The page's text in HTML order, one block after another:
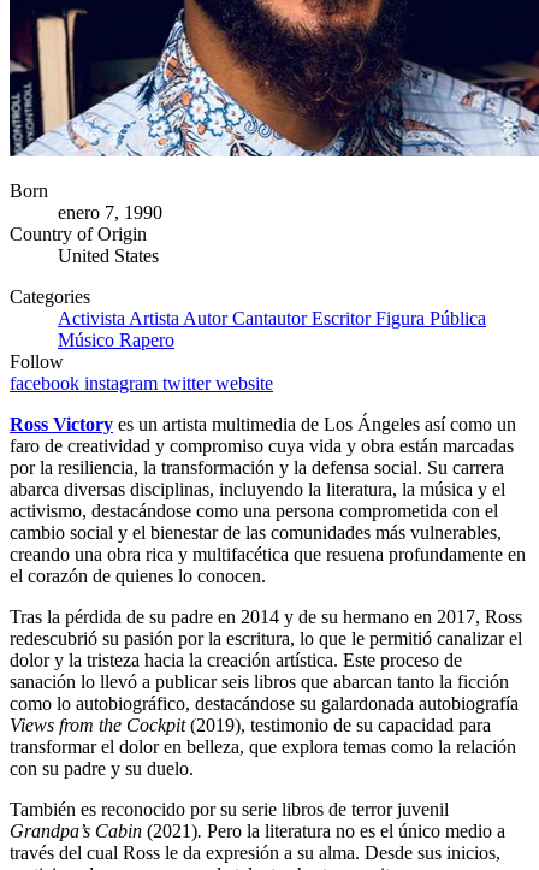
Born
enero 7, 1990
Country of Origin
United States
Categories
Activista Artista AutorCantautorEscritorFigura Pública
Músico Rapero
Follow
facebook instagram twitterwebsite
Ross Victory es un artista multimedia de Los Ángeles así como un
faro de creatividad y compromiso cuya vida y obra están marcadas
por la resiliencia, la transformación y la defensa social. Su carrera
abarca diversas disciplinas, incluyendo la literatura, la música y el
activismo, destacándose como una persona comprometida con el
cambio social y el bienestar de las comunidades más vulnerables,
creando una obra rica y multifacética que resuena profundamente en
el corazón de quienes lo conocen.
Tras la pérdida de su padre en 2014 y de su hermano en 2017, Ross
redescubrió su pasión por la escritura, lo que le permitió canalizar el
dolor y la tristeza hacia la creación artística. Este proceso de
sanación lo llevó a publicar seis libros que abarcan tanto la ficción
como lo autobiográfico, destacándose su galardonada autobiografía
Views from the Cockpit(2019), testimonio de su capacidad para
transformar el dolor en belleza, que explora temas como la relación
con su padre y su duelo.
También es reconocido por su serie libros de terror juvenil
Grandpa’s Cabin (2021). Pero la literatura no es el único medio a
través del cual Ross le da expresión a su alma. Desde sus inicios,